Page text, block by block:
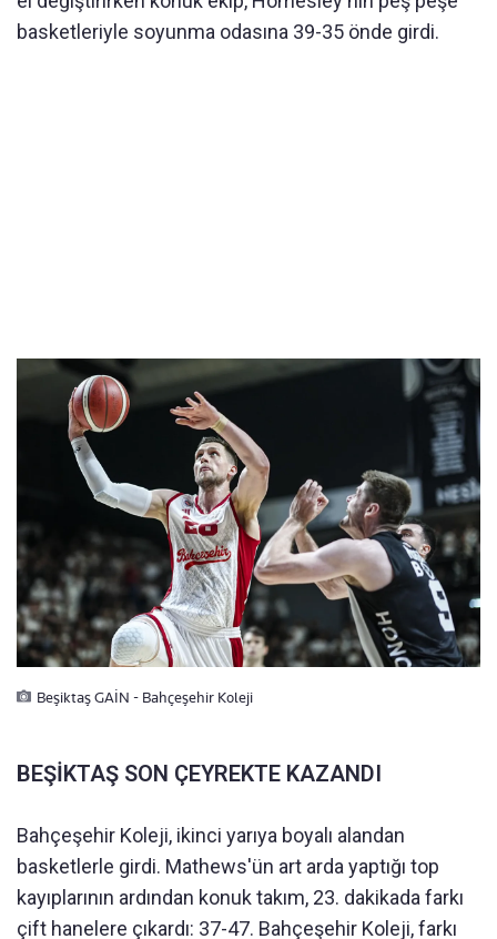
basketleriyle soyunma odasına 39-35 önde girdi.
Beşiktaş GAİN - Bahçeşehir Koleji
BEŞİKTAŞ SON ÇEYREKTE KAZANDI
Bahçeşehir Koleji, ikinci yarıya boyalı alandan
basketlerle girdi. Mathews'ün art arda yaptığı top
kayıplarının ardından konuk takım, 23. dakikada farkı
çift hanelere çıkardı: 37-47. Bahçeşehir Koleji, farkı